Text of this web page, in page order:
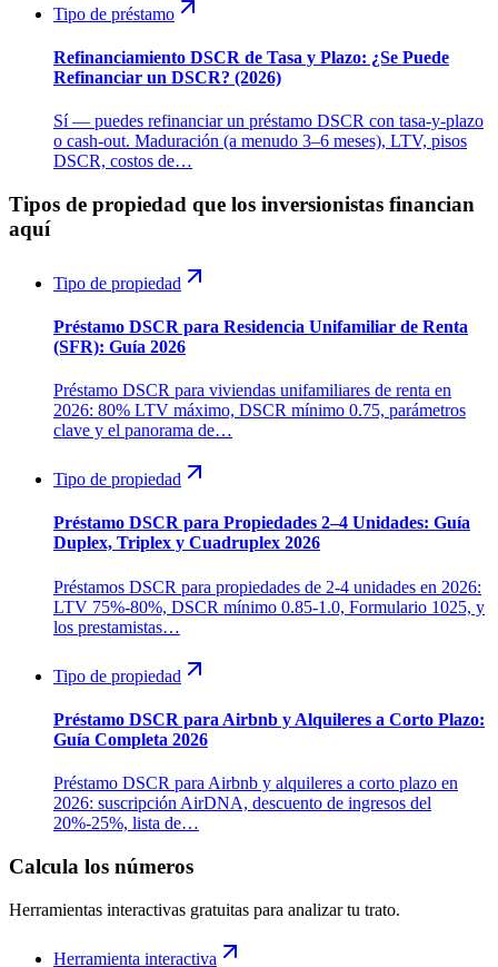
Tipo de préstamo
Refinanciamiento DSCR de Tasa y Plazo: ¿Se Puede
Refinanciar un DSCR? (2026)
Sí — puedes refinanciar un préstamo DSCR con tasa-y-plazo
o cash-out. Maduración (a menudo 3–6 meses), LTV, pisos
DSCR, costos de…
Tipos de propiedad que los inversionistas financian
aquí
Tipo de propiedad
Préstamo DSCR para Residencia Unifamiliar de Renta
(SFR): Guía 2026
Préstamo DSCR para viviendas unifamiliares de renta en
2026: 80% LTV máximo, DSCR mínimo 0.75, parámetros
clave y el panorama de…
Tipo de propiedad
Préstamo DSCR para Propiedades 2–4 Unidades: Guía
Duplex, Triplex y Cuadruplex 2026
Préstamos DSCR para propiedades de 2-4 unidades en 2026:
LTV 75%-80%, DSCR mínimo 0.85-1.0, Formulario 1025, y
los prestamistas…
Tipo de propiedad
Préstamo DSCR para Airbnb y Alquileres a Corto Plazo:
Guía Completa 2026
Préstamo DSCR para Airbnb y alquileres a corto plazo en
2026: suscripción AirDNA, descuento de ingresos del
20%-25%, lista de…
Calcula los números
Herramientas interactivas gratuitas para analizar tu trato.
Herramienta interactiva